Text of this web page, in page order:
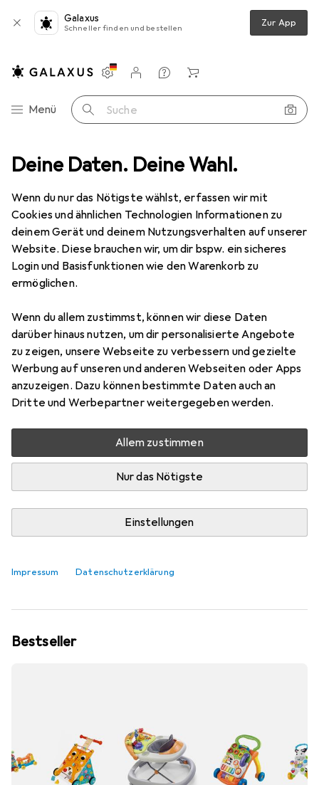
Deine Daten. Deine Wahl.
Wenn du nur das Nötigste wählst, erfassen wir mit
Cookies und ähnlichen Technologien Informationen zu
deinem Gerät und deinem Nutzungsverhalten auf unserer
Website. Diese brauchen wir, um dir bspw. ein sicheres
Login und Basisfunktionen wie den Warenkorb zu
ermöglichen.
Wenn du allem zustimmst, können wir diese Daten
darüber hinaus nutzen, um dir personalisierte Angebote
zu zeigen, unsere Webseite zu verbessern und gezielte
Werbung auf unseren und anderen Webseiten oder Apps
anzuzeigen. Dazu können bestimmte Daten auch an
Dritte und Werbepartner weitergegeben werden.
Allem zustimmen
Nur das Nötigste
Einstellungen
Impressum Datenschutzerklärung
Galaxus
Schneller finden und bestellen Zur App
Navigation nach Kategorien
Menü Suche
Einstellungen
Kundenkonto
Vergleichslisten
Merklisten
Warenkorb
Gesamtsortiment Baby + Eltern Babyspielzeug
Babyspielzeug
EntdeckenForum
Produkttest
Wie mich Galaxus über Nacht zur
Judith Erdin113 Likes
11338 Kommentare
38
Bestseller